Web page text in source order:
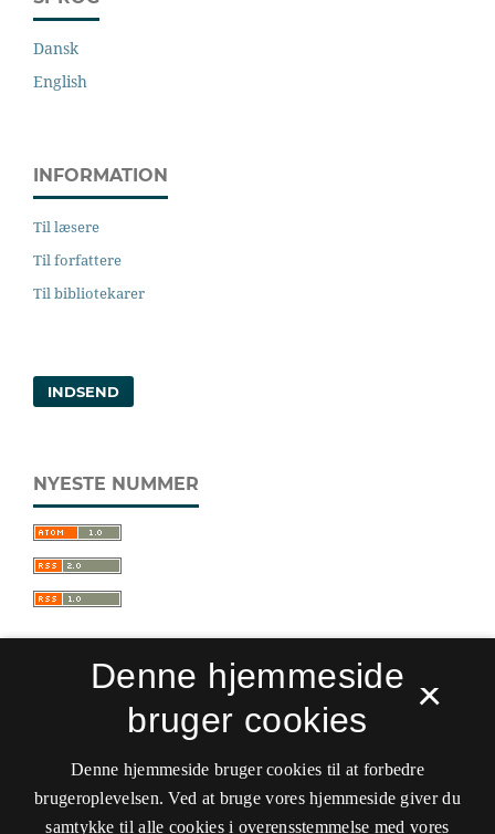
Dansk
English
INFORMATION
Til læsere
Til forfattere
Til bibliotekarer
INDSEND
NYESTE NUMMER
Sprogforum. Tidsskrift for sprog- og
kulturpædagogik
ISSN 0909-9328 (Trykt)
ISSN 1399-8617 (Online)
×
Denne hjemmeside
bruger cookies
Denne hjemmeside bruger cookies til at forbedre
brugeroplevelsen. Ved at bruge vores hjemmeside giver du
samtykke til alle cookies i overensstemmelse med vores